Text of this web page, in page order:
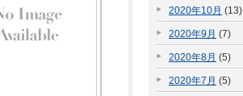
2020年10月 (13)
2020年9月 (7)
2020年8月 (5)
2020年7月 (5)